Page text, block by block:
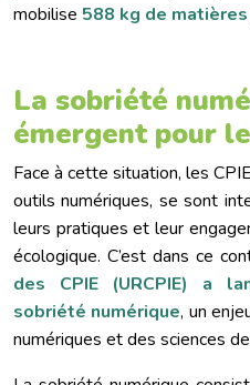
mobilise 588 kg de
La sobriété
émergent pour
Face à cette situation, les
outils numériques, se sont
leurs pratiques et leur
écologique. C’est dans ce
des CPIE (URCPIE) a
sobriété numérique, un
numériques et des sciences